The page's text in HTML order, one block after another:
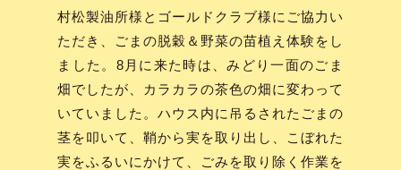
村松製油所様とゴールドクラブ様にご協力い
ただき、ごまの脱穀＆野菜の苗植え体験をし
ました。8月に来た時は、みどり一面のごま
畑でしたが、カラカラの茶色の畑に変わって
いていました。ハウス内に吊るされたごまの
茎を叩いて、鞘から実を取り出し、こぼれた
実をふるいにかけて、ごみを取り除く作業を